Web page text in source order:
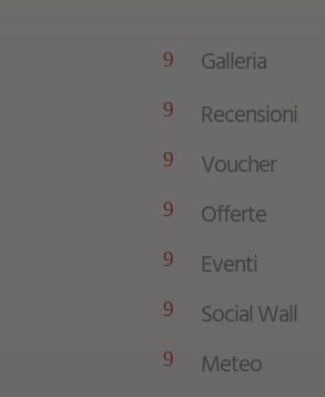
9 Galleria
9 Recensioni
9 Voucher
9 Offerte
9 Eventi
9 Social Wall
9 Meteo